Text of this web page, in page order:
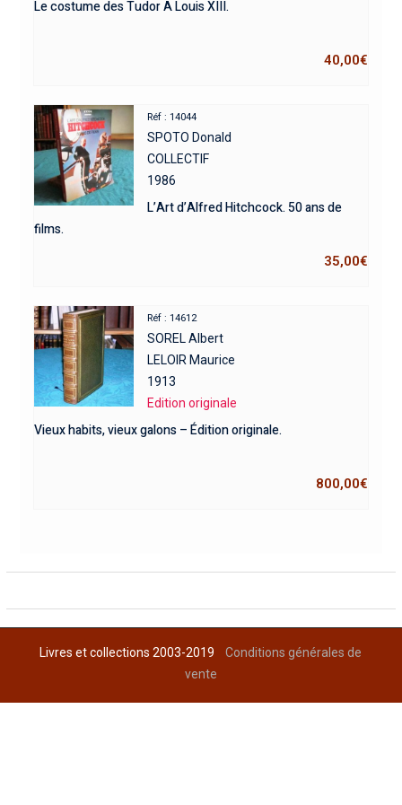
Le costume des Tudor A Louis XIII.
40,00€
Réf : 14044
SPOTO Donald
COLLECTIF
1986
L’Art d’Alfred Hitchcock. 50 ans de
films.
35,00€
Réf : 14612
SOREL Albert
LELOIR Maurice
1913
Edition originale
Vieux habits, vieux galons – Édition originale.
800,00€
Livres et collections 2003-2019Conditions générales de
vente